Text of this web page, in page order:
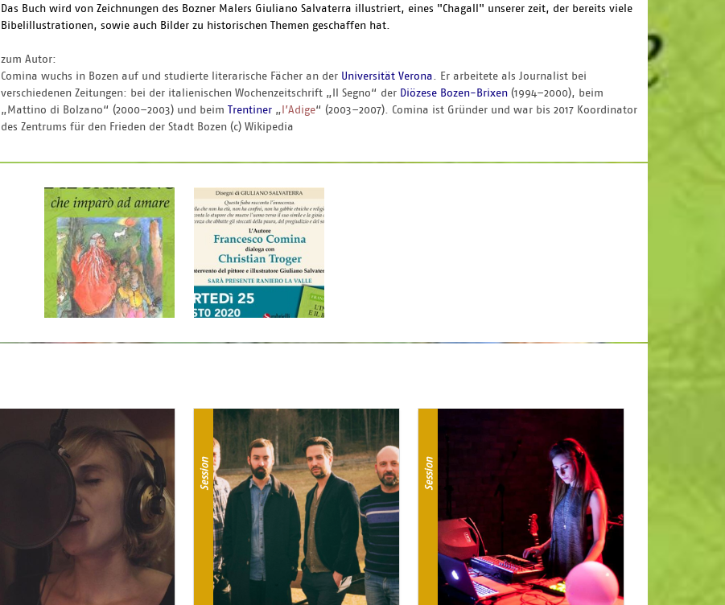
Das Buch wird von Zeichnungen des Bozner Malers Giuliano Salvaterra illustriert, eines "Chagall" unserer zeit, der bereits viele
Bibelillustrationen, sowie auch Bilder zu historischen Themen geschaffen hat.
zum Autor:
Comina wuchs in Bozen auf und studierte literarische Fächer an der Universität Verona . Er arbeitete als Journalist bei
verschiedenen Zeitungen: bei der italienischen Wochenzeitschrift „Il Segno“ der Diözese Bozen-Brixen (1994–2000), beim
„Mattino di Bolzano“ (2000–2003) und beim Trentiner „l’Adige“ (2003–2007). Comina ist Gründer und war bis 2017 Koordinator
des Zentrums für den Frieden der Stadt Bozen (c) Wikipedia
Session Session